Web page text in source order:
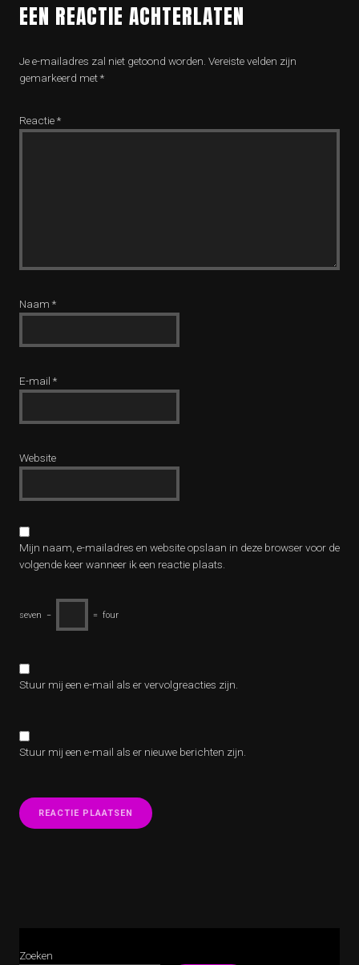
EEN REACTIE ACHTERLATEN
Je e-mailadres zal niet getoond worden. Vereiste velden zijn
gemarkeerd met*
Reactie*
Naam *
E-mail *
Website
Mijn naam, e-mailadres en website opslaan in deze browser voor de
volgende keer wanneer ik een reactie plaats.
seven − = four
Stuur mij een e-mail als er vervolgreacties zijn.
Stuur mij een e-mail als er nieuwe berichten zijn.
Zoeken